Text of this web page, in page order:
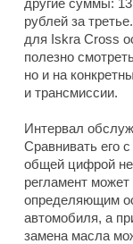
рублей за
для Iskra Cross
полезно
но и на
и трансмиссии.
Интервал
Сравнивать его
общей цифрой
регламент
определяющим
автомобиля, а
замена масла